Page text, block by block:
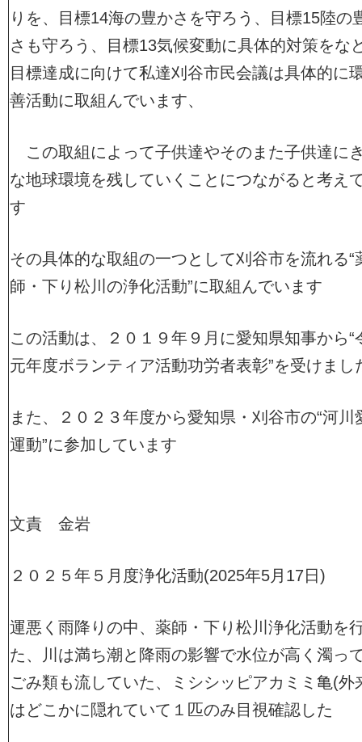
りを、目標14海の豊かさを守ろう、目標15陸の
さも守ろう、目標13気候変動に具体的対策をな
目標達成に向けて私達刈谷市民会議は具体的に
善活動に取組んでいます、
この取組によって子供達やそのまた子供達に
な地球環境を残していくことにつながると考え
す
その具体的な取組の一つとして刈谷市を流れる“
師・下り松川の浄化活動”に取組んでいます
この活動は、２０１９年９月に愛知県知事から“
元年度ボランティア活動功労者表彰”を受けまし
また、２０２３年度から愛知県・刈谷市の“河川
運動”に参加しています
文責 金岩
２０２５年５月度浄化活動(2025年5月17日)
運悪く雨降りの中、薬師・下り松川浄化活動を
た、川は満ち潮と降雨の影響で水位が高く濁っ
ごみ類も流していた、ミシシッピアカミミ亀(外
はどこかに隠れていて１匹のみ目視確認した